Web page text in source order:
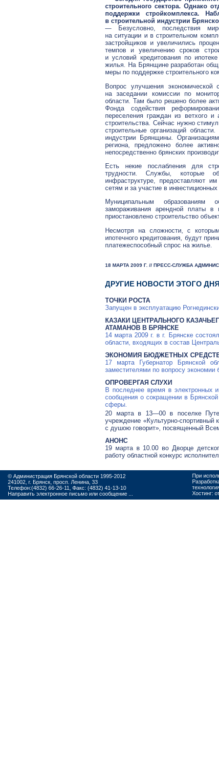
строительного сектора. Однако
поддержки стройкомплекса.
в строительной индустрии
— Безусловно, последствия
на ситуации и в строительном
застройщиков и увеличились
темпов и увеличению сроков
и условий кредитования по
жилья. На Брянщине разработан
меры по поддержке строительного
Вопрос улучшения экономической
на заседании комиссии по
области. Там было решено более
Фонда содействия
переселения граждан из ветхого и
строительства. Сейчас нужно
строительные организаций
индустрии Брянщины.
региона, предложено более
непосредственно брянских
Есть некие послабления для
трудности. Службы, которые
инфраструктуре, предоставляют
сетям и за участие в
Муниципальным образованиям
замораживания арендной платы
приостановлено строительство
Несмотря на сложности, с
ипотечного кредитования, будут
платежеспособный спрос на жилье.
18 МАРТА 2009 Г. // ПРЕСС-СЛУЖБА
ДРУГИЕ НОВОСТИ ЭТОГО
ТОЧКИ РОСТА
Запущен в эксплуатацию
КАЗАКИ ЦЕНТРАЛЬНОГО
АТАМАНОВ В БРЯНСКЕ
14 марта 2009 г. в г. Брянске
области, входящих в состав
ЭКОНОМИЯ БЮДЖЕТНЫХ
17 марта Губернатор Брянской
заместителями по вопросу
ОПРОВЕРГАЯ СЛУХИ
В последнее время в электронных
сообщения о сокращении в
сферы.
20 марта в 13—00в поселке
учреждение «Культурно-
с душою говорит», посвященный
АНОНС
19 марта в 10.00 во Дворце
работу областной конкурс
© Администрация Брянской области 1995-2012
241002, г. Брянск, просп. Ленина, 33
Телефон:(4832) 66-26-11, Факс: (4832) 41-13-10
Направить электронное письмо или сообщение ...
При
Хостинг: